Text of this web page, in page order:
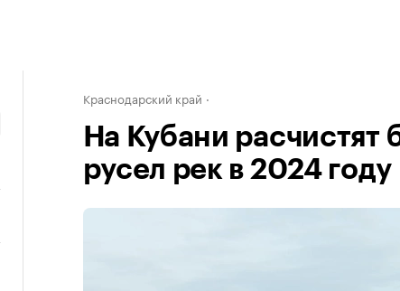
Краснодарский край
На Кубани расчистят
русел рек в 2024 году